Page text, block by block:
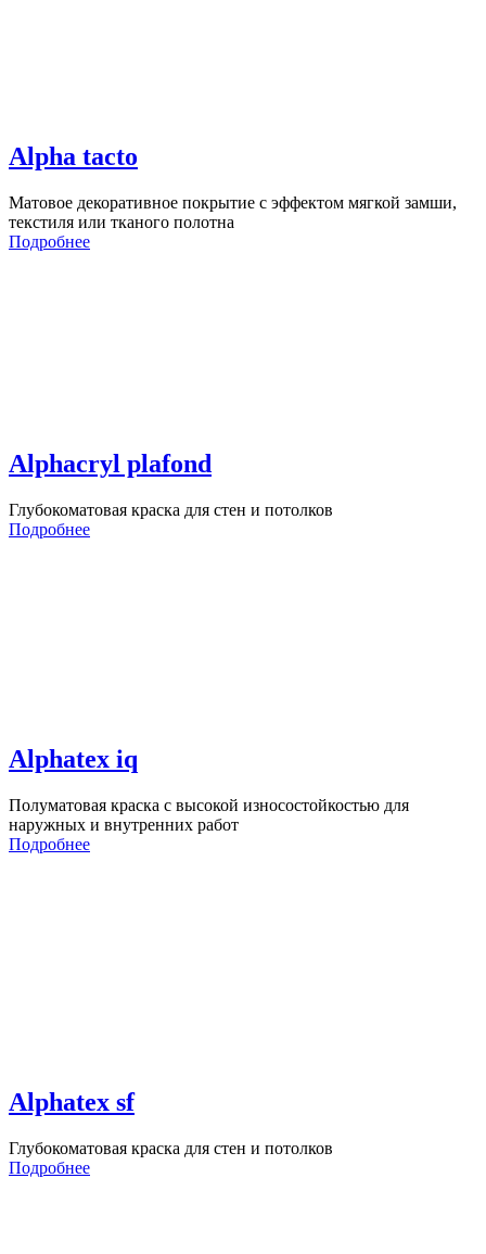
Alpha tacto
Матовое декоративное покрытие с эффектом мягкой замши,
текстиля или тканого полотна
Подробнее
Alphacryl plafond
Глубокоматовая краска для стен и потолков
Подробнее
Alphatex iq
Полуматовая краска с высокой износостойкостью для
наружных и внутренних работ
Подробнее
Alphatex sf
Глубокоматовая краска для стен и потолков
Подробнее